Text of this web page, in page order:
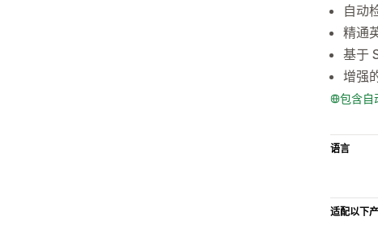
自动
精通
基于
增强
包含自
语言
适配以下产